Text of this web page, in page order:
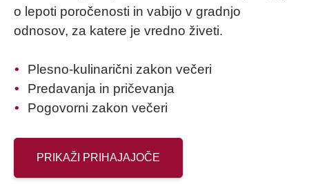
o lepoti poročenosti in vabijo v gradnjo
odnosov, za katere je vredno živeti.
Plesno-kulinarični zakon večeri
Predavanja in pričevanja
Pogovorni zakon večeri
PRIKAŽI PRIHAJAJOČE